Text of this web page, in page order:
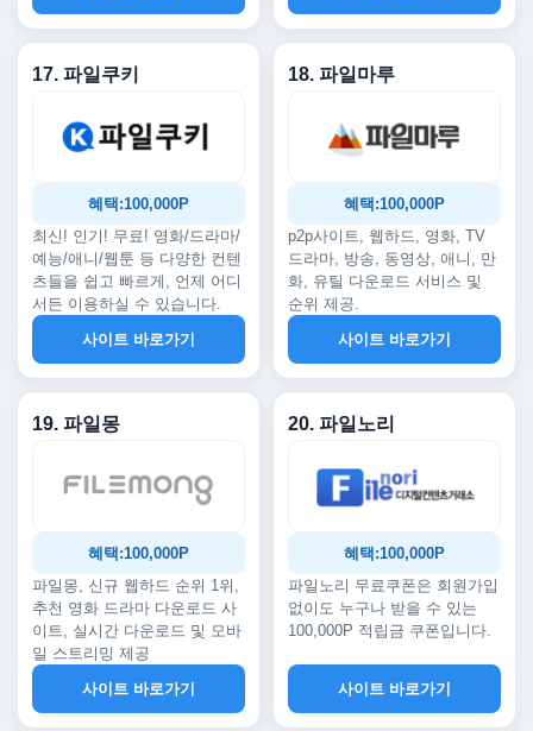
17. 파일쿠키
혜택:100,000P
최신! 인기! 무료! 영화/드라마/
예능/애니/웹툰 등 다양한 컨텐
츠들을 쉽고 빠르게, 언제 어디
서든 이용하실 수 있습니다.
사이트 바로가기
18. 파일마루
혜택:100,000P
p2p사이트, 웹하드, 영화, TV
드라마, 방송, 동영상, 애니, 만
화, 유틸 다운로드 서비스 및
순위 제공.
사이트 바로가기
19. 파일몽
혜택:100,000P
파일몽, 신규 웹하드 순위 1위,
추천 영화 드라마 다운로드 사
이트, 실시간 다운로드 및 모바
일 스트리밍 제공
사이트 바로가기
20. 파일노리
혜택:100,000P
파일노리 무료쿠폰은 회원가입
없이도 누구나 받을 수 있는
100,000P 적립금 쿠폰입니다.
사이트 바로가기